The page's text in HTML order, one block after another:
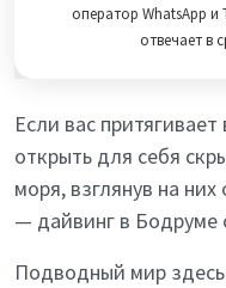
оператор WhatsApp и
отвечает в
Если вас
открыть для себя
моря, взглянув на
— дайвинг в Бодруме
Подводный мир